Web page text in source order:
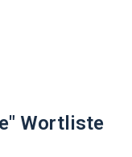
Wortliste